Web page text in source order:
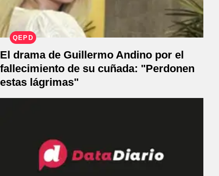
QEPD
El drama de Guillermo Andino por el
fallecimiento de su cuñada: "Perdonen
estas lágrimas"